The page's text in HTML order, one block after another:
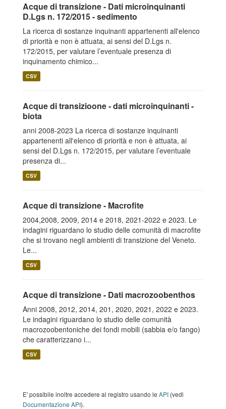
Acque di transizione - Dati microinquinanti
D.Lgs n. 172/2015 - sedimento
La ricerca di sostanze inquinanti appartenenti all'elenco
di priorità e non è attuata, ai sensi del D.Lgs n.
172/2015, per valutare l’eventuale presenza di
inquinamento chimico...
CSV
Acque di transizioone - dati microinquinanti -
biota
anni 2008-2023 La ricerca di sostanze inquinanti
appartenenti all'elenco di priorità e non è attuata, ai
sensi del D.Lgs n. 172/2015, per valutare l’eventuale
presenza di...
CSV
Acque di transizione - Macrofite
2004,2008, 2009, 2014 e 2018, 2021-2022 e 2023. Le
indagini riguardano lo studio delle comunità di macrofite
che si trovano negli ambienti di transizione del Veneto.
Le...
CSV
Acque di transizione - Dati macrozoobenthos
Anni 2008, 2012, 2014, 201, 2020, 2021, 2022 e 2023.
Le indagini riguardano lo studio delle comunità
macrozoobentoniche dei fondi mobili (sabbia e/o fango)
che caratterizzano i...
CSV
E' possibile inoltre accedere al registro usando le API (vedi
Documentazione API).